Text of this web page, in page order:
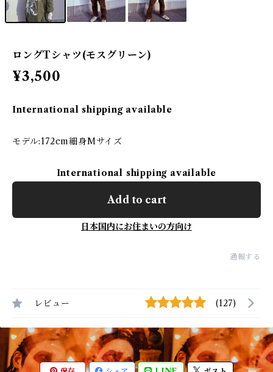
ロングTシャツ(モスグリーン)
¥3,500
International shipping available
モデル:172cm細身Mサイズ
International shipping available
Add to cart
日本国内にお住まいの方向け
通報する
レビュー (127)